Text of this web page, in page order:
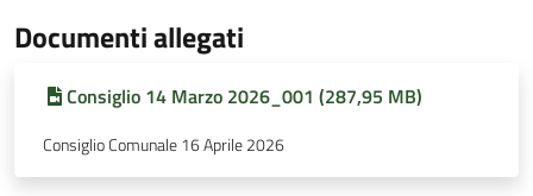
Documenti allegati
Consiglio 14 Marzo 2026_001 (287,95 MB)
Consiglio Comunale 16 Aprile 2026